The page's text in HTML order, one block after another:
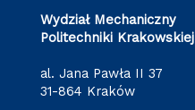
Wydział Mechaniczny
Politechniki Krakowskiej
al. Jana Pawła II 37
31-864 Kraków